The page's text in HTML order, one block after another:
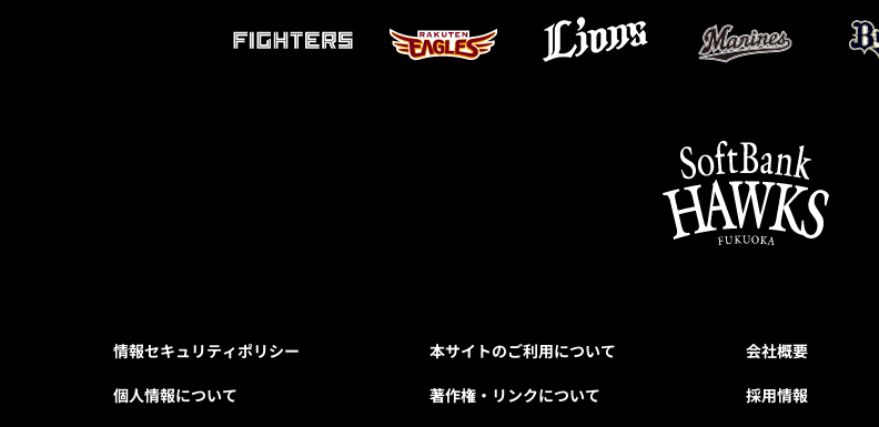
情報セキュリティポリシー
個人情報について
本サイトのご利用について
著作権・リンクについて
会社概要
採用情報